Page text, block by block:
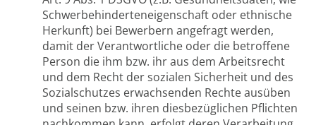
Schwerbehinderteneigenschaft oder ethnische
Herkunft) bei Bewerbern angefragt werden,
damit der Verantwortliche oder die betroffene
Person die ihm bzw. ihr aus dem Arbeitsrecht
und dem Recht der sozialen Sicherheit und des
Sozialschutzes erwachsenden Rechte ausüben
und seinen bzw. ihren diesbezüglichen Pflichten